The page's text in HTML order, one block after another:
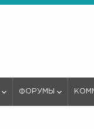
ФОРУМЫ